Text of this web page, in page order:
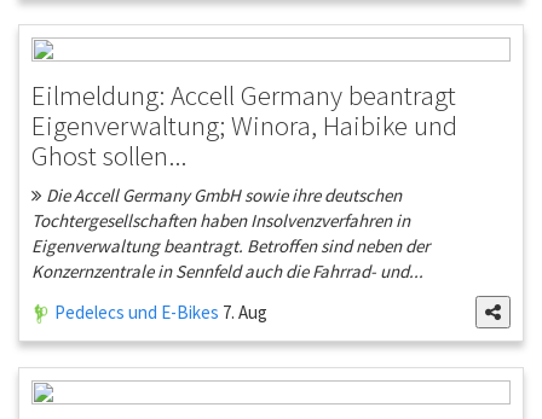
Eilmeldung: Accell Germany beantragt
Eigenverwaltung; Winora, Haibike und
Ghost sollen...
Die Accell Germany GmbH sowie ihre deutschen
Tochtergesellschaften haben Insolvenzverfahren in
Eigenverwaltung beantragt. Betroffen sind neben der
Konzernzentrale in Sennfeld auch die Fahrrad- und...
Pedelecs und E-Bikes 7. Aug